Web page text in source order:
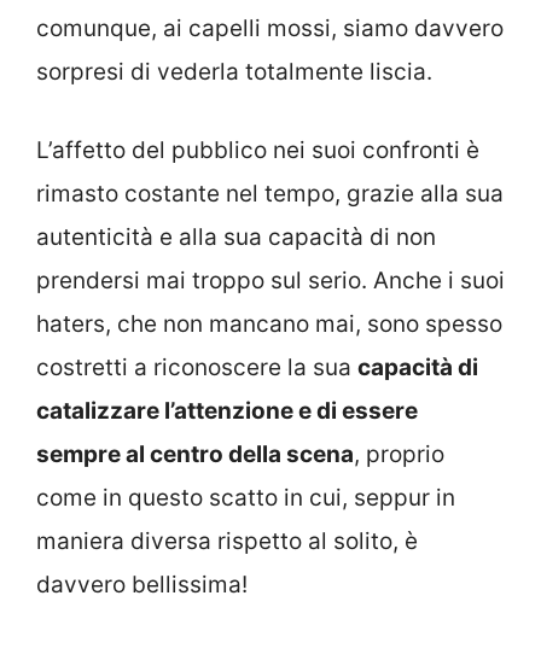
comunque, ai capelli mossi, siamo davvero
sorpresi di vederla totalmente liscia.
L’affetto del pubblico nei suoi confronti è
rimasto costante nel tempo, grazie alla sua
autenticità e alla sua capacità di non
prendersi mai troppo sul serio. Anche i suoi
haters, che non mancano mai, sono spesso
costretti a riconoscere la sua capacità di
catalizzare l’attenzione e di essere
sempre al centro della scena, proprio
come in questo scatto in cui, seppur in
maniera diversa rispetto al solito, è
davvero bellissima!